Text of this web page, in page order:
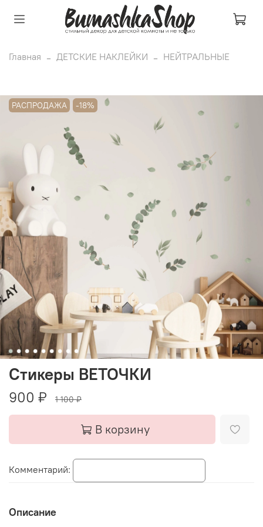
Главная ДЕТСКИЕ НАКЛЕЙКИ НЕЙТРАЛЬНЫЕ
РАСПРОДАЖА -18%
Стикеры ВЕТОЧКИ
900 ₽ 1 100 ₽
Комментарий:
В корзину
Описание